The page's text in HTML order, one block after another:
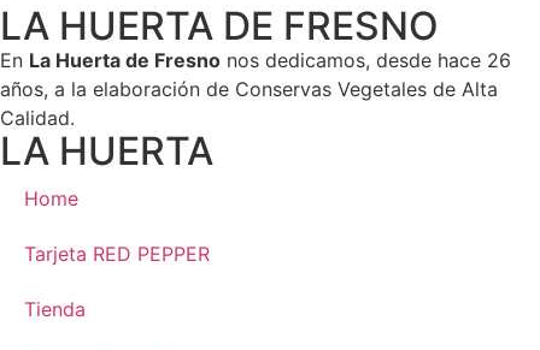
LA HUERTA DE FRESNO
En La Huerta de Fresno nos dedicamos, desde hace 26
años, a la elaboración de Conservas Vegetales de Alta
Calidad.
LA HUERTA
Home
Tarjeta RED PEPPER
Tienda